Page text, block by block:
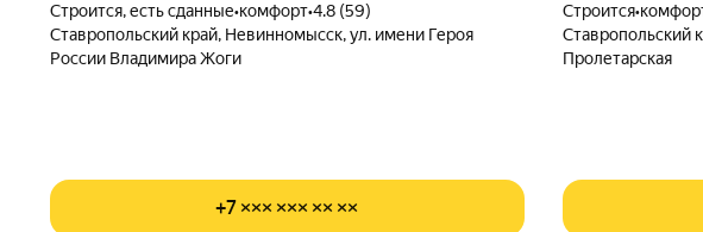
Строится, есть сданные•комфорт•4.8 (59)
Ставропольский край, Невинномысск, ул. имени Героя
России Владимира Жоги
+7 ××× ××× ×× ××
Строится•
Ставропольский
Пролетарская